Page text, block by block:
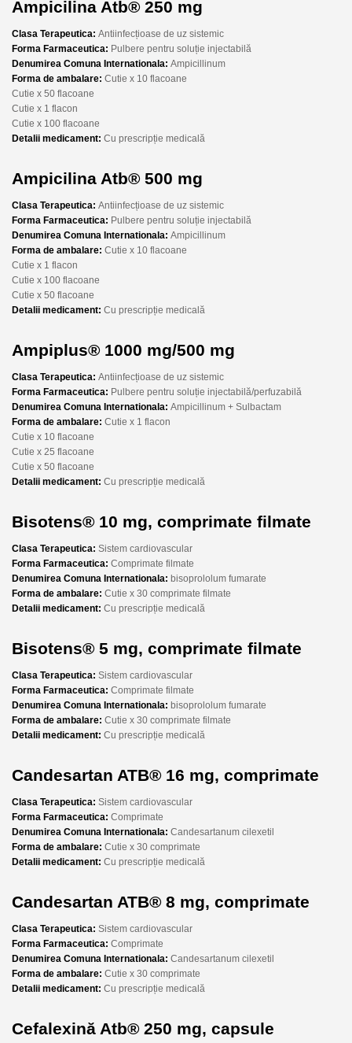
Ampicilina Atb® 250 mg
Clasa Terapeutica: Antiinfecțioase de uz sistemic
Forma Farmaceutica: Pulbere pentru soluție injectabilă
Denumirea Comuna Internationala: Ampicillinum
Forma de ambalare: Cutie x 10 flacoane
Cutie x 50 flacoane
Cutie x 1 flacon
Cutie x 100 flacoane
Detalii medicament: Cu prescripție medicală
Ampicilina Atb® 500 mg
Clasa Terapeutica: Antiinfecțioase de uz sistemic
Forma Farmaceutica: Pulbere pentru soluție injectabilă
Denumirea Comuna Internationala: Ampicillinum
Forma de ambalare: Cutie x 10 flacoane
Cutie x 1 flacon
Cutie x 100 flacoane
Cutie x 50 flacoane
Detalii medicament: Cu prescripție medicală
Ampiplus® 1000 mg/500 mg
Clasa Terapeutica: Antiinfecțioase de uz sistemic
Forma Farmaceutica: Pulbere pentru soluție injectabilă/perfuzabilă
Denumirea Comuna Internationala: Ampicillinum + Sulbactam
Forma de ambalare: Cutie x 1 flacon
Cutie x 10 flacoane
Cutie x 25 flacoane
Cutie x 50 flacoane
Detalii medicament: Cu prescripție medicală
Bisotens® 10 mg, comprimate filmate
Clasa Terapeutica: Sistem cardiovascular
Forma Farmaceutica: Comprimate filmate
Denumirea Comuna Internationala: bisoprololum fumarate
Forma de ambalare: Cutie x 30 comprimate filmate
Detalii medicament: Cu prescripție medicală
Bisotens® 5 mg, comprimate filmate
Clasa Terapeutica: Sistem cardiovascular
Forma Farmaceutica: Comprimate filmate
Denumirea Comuna Internationala: bisoprololum fumarate
Forma de ambalare: Cutie x 30 comprimate filmate
Detalii medicament: Cu prescripție medicală
Candesartan ATB® 16 mg, comprimate
Clasa Terapeutica: Sistem cardiovascular
Forma Farmaceutica: Comprimate
Denumirea Comuna Internationala: Candesartanum cilexetil
Forma de ambalare: Cutie x 30 comprimate
Detalii medicament: Cu prescripție medicală
Candesartan ATB® 8 mg, comprimate
Clasa Terapeutica: Sistem cardiovascular
Forma Farmaceutica: Comprimate
Denumirea Comuna Internationala: Candesartanum cilexetil
Forma de ambalare: Cutie x 30 comprimate
Detalii medicament: Cu prescripție medicală
Cefalexină Atb® 250 mg, capsule